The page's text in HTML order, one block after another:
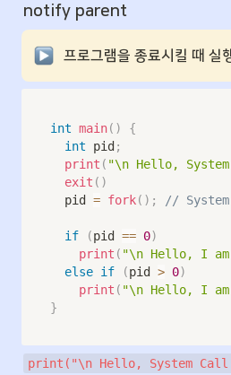
notify parent
프로그램을 종료시킬 때 실
int main( )
{
int pid ;
print ( "\n Hello,
exit ( )
	pid
= fork( ) ; //
if (pid == 0)
print ( "\n Hello, I
else if (pid > 0)
print ( "\n Hello, I
}
print("\n Hello, System